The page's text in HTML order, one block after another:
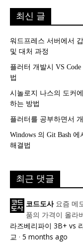
최신 글
워드프레스 서버에서
및 대처 과정
플러터 개발시 VS
법
시놀로지 나스의 도커
하는 방법
플러터를 공부하면서
Windows 의 Git Bash
해결법
최근 댓글
코드도사 요즘 메
품의 가격이 올라
라즈베리파이 3B+ vs
교 · 5 months ago